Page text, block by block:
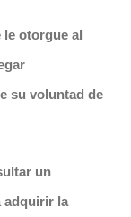
le otorgue al
su voluntad de
un
adquirir la